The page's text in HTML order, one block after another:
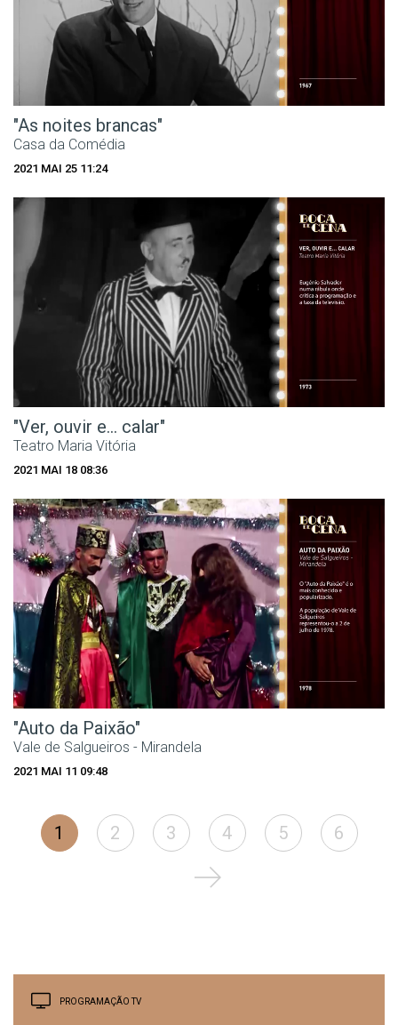
"As noites brancas"
Casa da Comédia
2021 MAI 25 11:24
"Ver, ouvir e... calar"
Teatro Maria Vitória
2021 MAI 18 08:36
"Auto da Paixão"
Vale de Salgueiros - Mirandela
2021 MAI 11 09:48
1 2 3 4 5 6
PROGRAMAÇÃO TV